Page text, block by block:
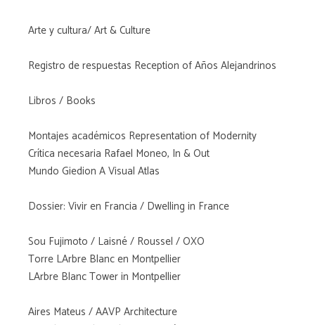
Arte y cultura/ Art & Culture
Registro de respuestas Reception of Años Alejandrinos
Libros / Books
Montajes académicos Representation of Modernity
Crítica necesaria Rafael Moneo, In & Out
Mundo Giedion A Visual Atlas
Dossier: Vivir en Francia / Dwelling in France
Sou Fujimoto / Laisné / Roussel / OXO
Torre LArbre Blanc en Montpellier
LArbre Blanc Tower in Montpellier
Aires Mateus / AAVP Architecture